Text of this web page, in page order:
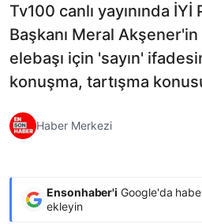
Tv100 canlı yayınında
Başkanı Meral
elebaşı için 'sayın'
konuşma, tartışma
Haber Merkezi
Ensonhaber'i Google'da
ekleyin